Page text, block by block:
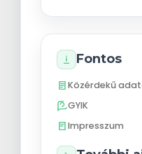
Fontos
Közérdekű
GYIK
Impresszum